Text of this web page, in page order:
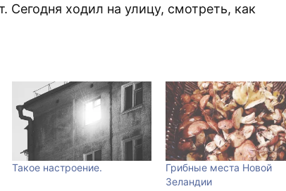
Сегодня ходил на улицу, смотреть, как
Такое настроение.
Грибные места Новой
Зеландии